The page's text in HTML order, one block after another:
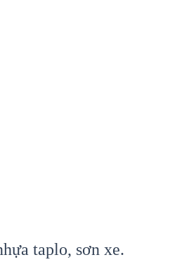
taplo, sơn xe.